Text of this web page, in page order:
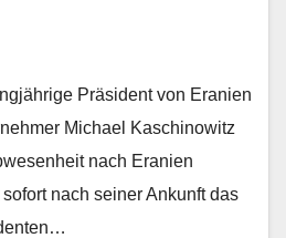
Präsident von Eranien
Michael Kaschinowitz
nach Eranien
nach seiner Ankunft das